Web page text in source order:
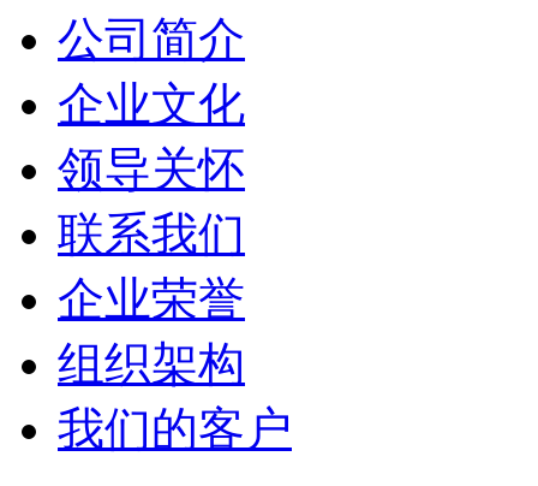
公司简介
企业文化
领导关怀
联系我们
企业荣誉
组织架构
我们的客户